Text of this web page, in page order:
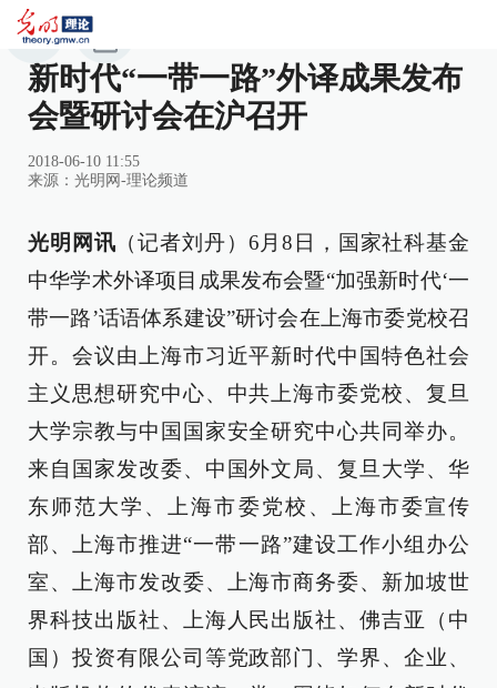
新时代“一带一路”外译成果发布
会暨研讨会在沪召开
2018-06-10 11:55
来源： 光明网-理论频道
光明网讯 （记者刘丹）6月8日，国家社科基金
中华学术外译项目成果发布会暨“加强新时代‘一
带一路’话语体系建设”研讨会在上海市委党校召
开。会议由上海市习近平新时代中国特色社会
主义思想研究中心、中共上海市委党校、复旦
大学宗教与中国国家安全研究中心共同举办。
来自国家发改委、中国外文局、复旦大学、华
东师范大学、上海市委党校、上海市委宣传
部、上海市推进“一带一路”建设工作小组办公
室、上海市发改委、上海市商务委、新加坡世
界科技出版社、上海人民出版社、佛吉亚（中
国）投资有限公司等党政部门、学界、企业、